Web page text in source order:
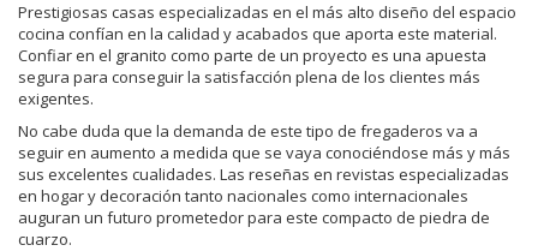
Prestigiosas casas especializadas en el más alto diseño del espacio
cocina confían en la calidad y acabados que aporta este material.
Confiar en el granito como parte de un proyecto es una apuesta
segura para conseguir la satisfacción plena de los clientes más
exigentes.
No cabe duda que la demanda de este tipo de fregaderos va a
seguir en aumento a medida que se vaya conociéndose más y más
sus excelentes cualidades. Las reseñas en revistas especializadas
en hogar y decoración tanto nacionales como internacionales
auguran un futuro prometedor para este compacto de piedra de
cuarzo.